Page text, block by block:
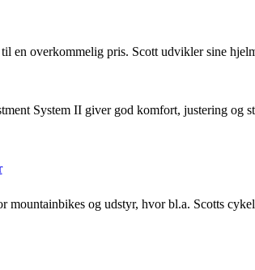
en overkommelig pris. Scott udvikler sine
System II giver god komfort, justering og
mountainbikes og udstyr, hvor bl.a. Scotts